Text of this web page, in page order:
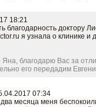
18:21
благодарность доктору
я узнала о клинике
благодарю Вас за
его передадим
07:34
месяца меня